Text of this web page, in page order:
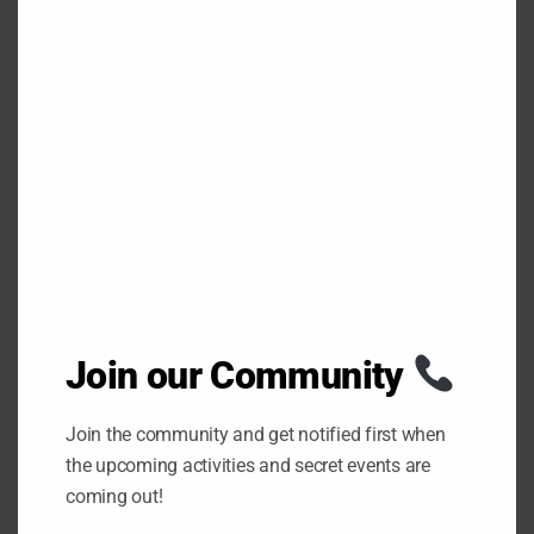
0 SHARES
Join our Community
Join the community and get notified first when
the upcoming activities and secret events are
coming out!